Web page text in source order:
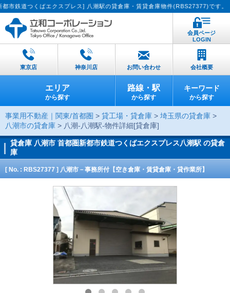
くばエクスプレス] 八潮駅の貸倉庫・賃貸倉庫物件(RBS27377)です。【貸した
会員ページ
LOGIN
東京店 神奈川店 お問い合わせ 会社概要
エリア
から探す
路線・駅
から探す
キーワード
から探す
事業用不動産｜関東/首都圏 > 貸工場・貸倉庫 > 埼玉県の貸倉庫 >
八潮市の貸倉庫 > 八潮-八潮駅-物件詳細[貸倉庫]
貸倉庫 八潮市 首都圏新都市鉄道つくばエクスプレス八潮駅 の貸倉
庫
[ No. : RBS27377 ] 八潮市－事務所付【空き倉庫・賃貸倉庫・貸作業所】